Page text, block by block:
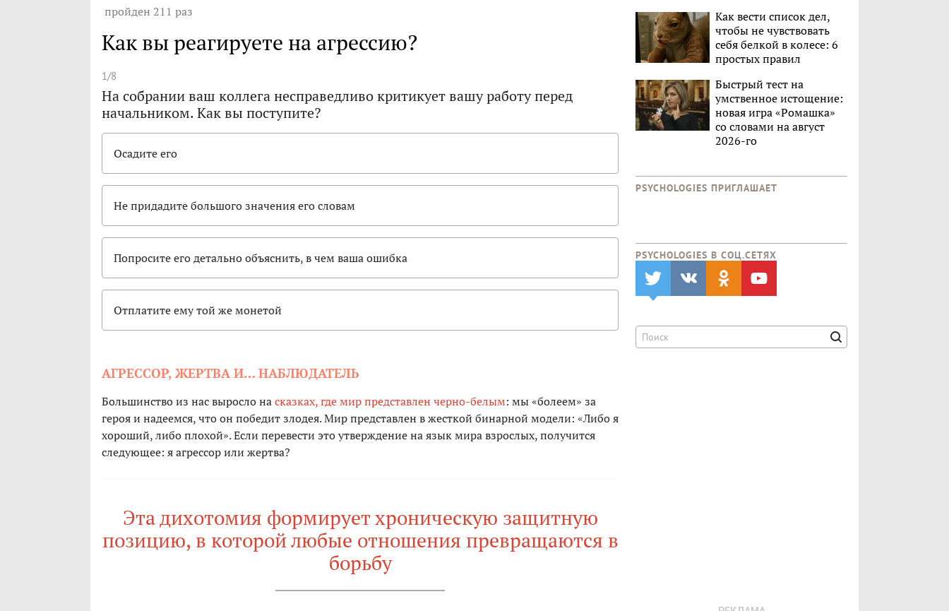
пройден 211 раз
Как вы реагируете на агрессию?
1/8
На собрании ваш коллега несправедливо критикует вашу работу перед
начальником. Как вы поступите?
Осадите его
Не придадите большого значения его словам
Попросите его детально объяснить, в чем ваша ошибка
Отплатите ему той же монетой
АГРЕССОР, ЖЕРТВА И… НАБЛЮДАТЕЛЬ
Большинство из нас выросло насказках, где мир представлен черно-белым: мы «болеем» за
героя и надеемся, что он победит злодея. Мир представлен в жесткой бинарной модели: «Либо я
хороший, либо плохой». Если перевести это утверждение на язык мира взрослых, получится
следующее: я агрессор или жертва?
Эта дихотомия формирует хроническую защитную
позицию, в которой любые отношения превращаются в
борьбу
Как вести список дел,
чтобы не чувствовать
себя белкой в колесе: 6
простых правил
Быстрый тест на
умственное истощение:
новая игра «Ромашка»
со словами на август
2026-го
PSYCHOLOGIES ПРИГЛАШАЕТ
PSYCHOLOGIES В CОЦ.СЕТЯХ